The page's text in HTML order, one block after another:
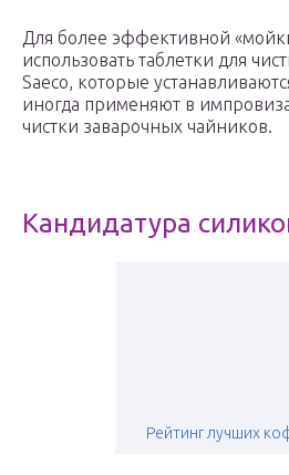
Для более эффективной
использовать таблетки для
Saeco, которые
иногда применяют в
чистки заварочных чайников.
Кандидатура
Рейтинг лучших